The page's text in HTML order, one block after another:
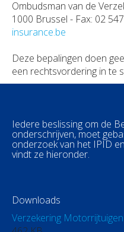
Ombudsman van de
1000 Brussel - Fax: 02
insurance.be
Deze bepalingen doen
een rechtsvordering in te
Iedere beslissing om de
onderschrijven, moet
onderzoek van het IPID
vindt ze hieronder.
Downloads
Verzekering